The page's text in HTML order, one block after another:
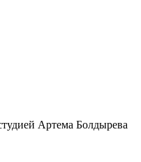
Артема Болдырева